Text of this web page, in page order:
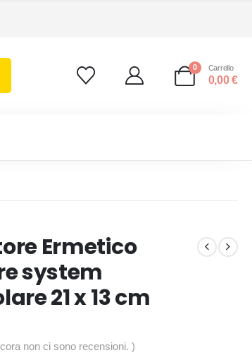
0 Carrello
0,00€
Ermetico
system
21 x 13 cm
non ci sono recensioni. )